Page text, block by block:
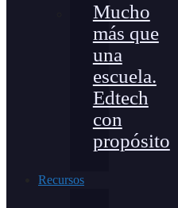
Mucho
más que
una
escuela.
Edtech
con
propósito
Recursos